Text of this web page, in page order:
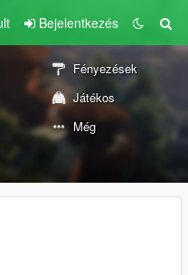
Bejelentkezés
Fényezések
Játékos
Még